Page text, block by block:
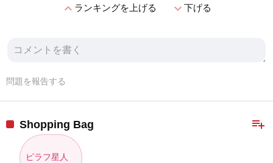
expand_lessランキングを上げる expand_more下げる
問題を報告する
playlist_add
Shopping Bag
ピラフ星人